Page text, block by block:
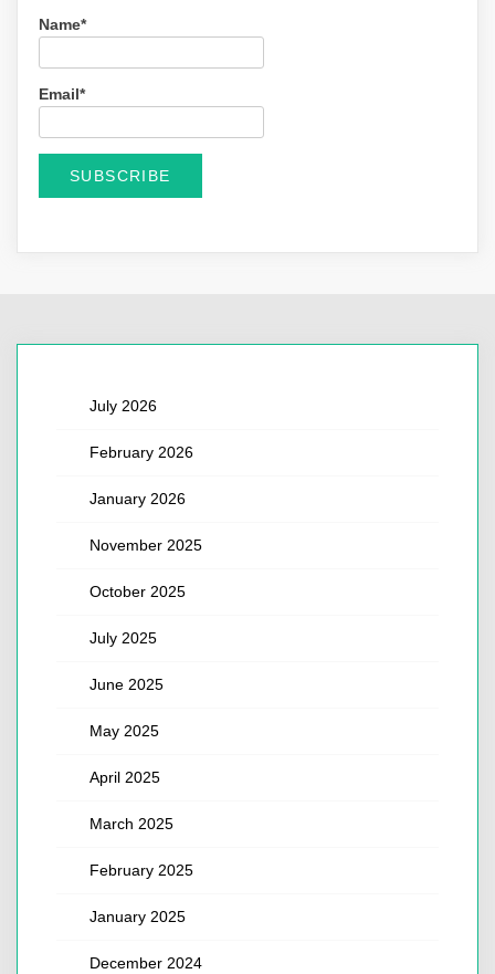
Name*
Email*
July 2026
February 2026
January 2026
November 2025
October 2025
July 2025
June 2025
May 2025
April 2025
March 2025
February 2025
January 2025
December 2024